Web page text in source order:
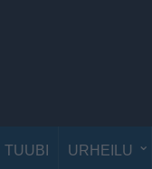
TUUBI URHEILU